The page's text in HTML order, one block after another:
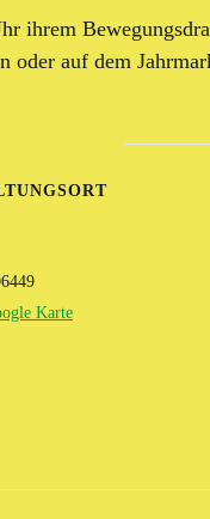
ihrem
auf dem
Karte